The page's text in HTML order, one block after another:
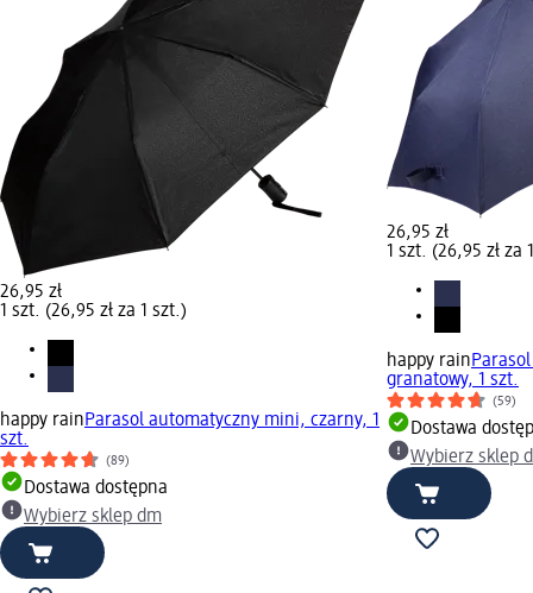
26,95 zł
1 szt. (26,95 zł za 1 szt.)
happy rainParasol automatyczny mini, czarny, 1
szt.
(89)
Dostawa dostępna
Wybierz sklep dm
26,95 zł
1 szt. (26,95 zł za
happy rain
granatowy, 1 szt.
(59)
Dostawa
Wybierz sklep